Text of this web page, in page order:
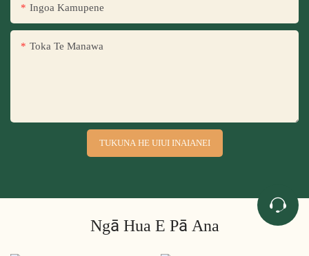
Ingoa Kamupene
Toka Te Manawa
TUKUNA HE UIUI INAIANEI
Ngā Hua E Pā Ana